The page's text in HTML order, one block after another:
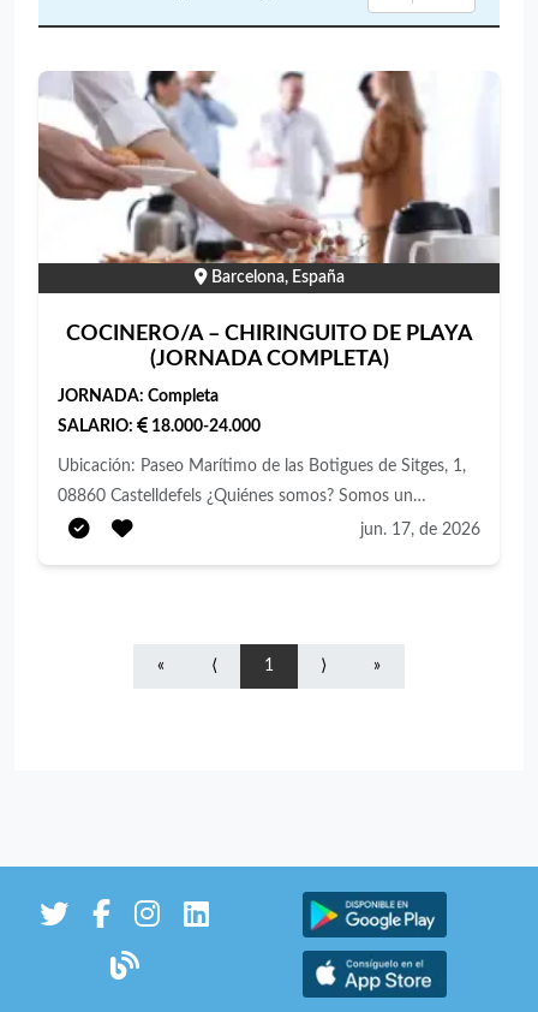
Barcelona, España
COCINERO/A – CHIRINGUITO DE PLAYA
(JORNADA COMPLETA)
JORNADA: Completa
SALARIO:
18.000-24.000
Ubicación: Paseo Marítimo de las Botigues de Sitges, 1,
08860 Castelldefels ¿Quiénes somos? Somos un
chiringuito de playa perteneciente a Grupo Lancaster,
cocina, con energía, compromiso y capacidad para
trabajar en equipo en un entorno dinámico y de alta
almacenamiento y rotación de productos. Ofrecemos •
Contrato Fijo Discontinuo. • Jornada completa de 40
horas semanales. • Turnos seguidos. • Salario según
jun. 17, de 2026
« ⟨ 1 ⟩ »